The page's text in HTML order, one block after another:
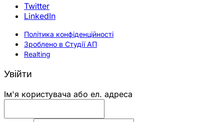
Twitter
LinkedIn
Політика конфіденційності
Зроблено в Студії АП
Realting
Увійти
Ім'я користувача або ел. адреса